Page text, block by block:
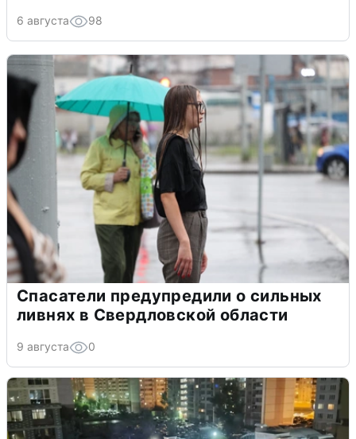
6 августа 98
Спасатели предупредили о сильных
ливнях в Свердловской области
9 августа 0